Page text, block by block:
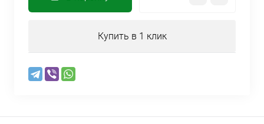
Купить в 1 клик